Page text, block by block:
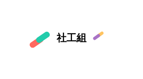
社工組